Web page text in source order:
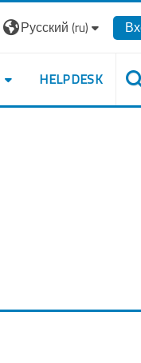
Русский ‎(ru)‎
HELPDESK